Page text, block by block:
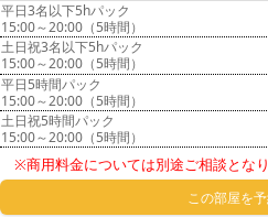
平日3名以下5hパック
15:00～20:00（5時間）
土日祝3名以下5hパック
15:00～20:00（5時間）
平日5時間パック
15:00～20:00（5時間）
土日祝5時間パック
15:00～20:00（5時間）
※商用料金については別途ご相談となり
この部屋を